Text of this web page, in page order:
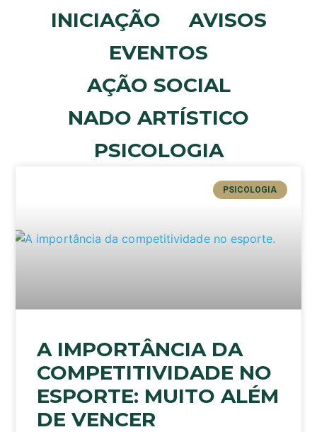
INICIAÇÃO
AVISOS
EVENTOS
AÇÃO SOCIAL
NADO ARTÍSTICO
PSICOLOGIA
PSICOLOGIA
A IMPORTÂNCIA DA
COMPETITIVIDADE NO
ESPORTE: MUITO ALÉM
DE VENCER